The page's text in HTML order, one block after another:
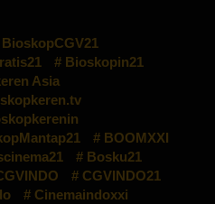
BioskopCGV21
Bioskopin21
Asia
BOOMXXI
Bosku21
CGVINDO21
Cinemaindoxxi